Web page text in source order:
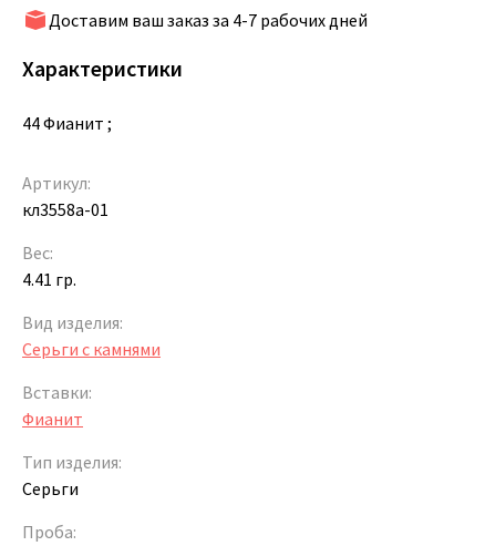
Доставим ваш заказ за 4-7 рабочих дней
Характеристики
44 Фианит ;
Артикул:
кл3558а-01
Вес:
4.41 гр.
Вид изделия:
Серьги с камнями
Вставки:
Фианит
Тип изделия:
Серьги
Проба: